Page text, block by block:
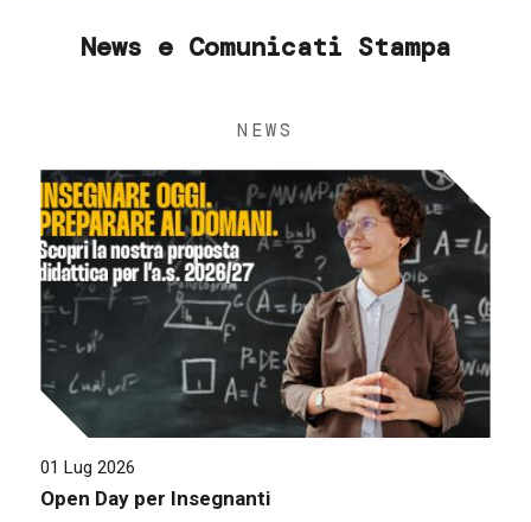
News e Comunicati Stampa
NEWS
01 Lug 2026
Open Day per Insegnanti